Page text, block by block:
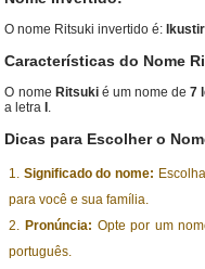
O nome Ritsuki invertido é: Ikustir
Características do Nome
O nome Ritsukié um nome de 7
a letra .
Dicas para Escolher o
Significado do nome:
para você e sua família.
Pronúncia: Opte por um
português.